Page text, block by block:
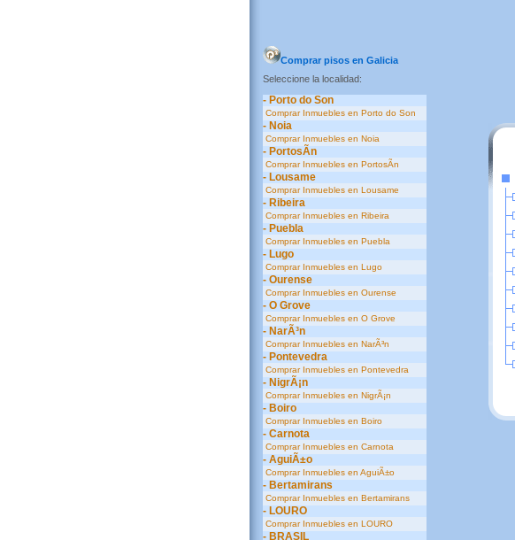
Comprar pisos en Galicia
Seleccione la localidad:
- Porto do Son
Comprar Inmuebles en Porto do Son
- Noia
Comprar Inmuebles en Noia
- PortosÃ­n
Comprar Inmuebles en PortosÃ­n
- Lousame
Comprar Inmuebles en Lousame
- Ribeira
Comprar Inmuebles en Ribeira
- Puebla
Comprar Inmuebles en Puebla
- Lugo
Comprar Inmuebles en Lugo
- Ourense
Comprar Inmuebles en Ourense
- O Grove
Comprar Inmuebles en O Grove
- NarÃ³n
Comprar Inmuebles en NarÃ³n
- Pontevedra
Comprar Inmuebles en Pontevedra
- NigrÃ¡n
Comprar Inmuebles en NigrÃ¡n
- Boiro
Comprar Inmuebles en Boiro
- Carnota
Comprar Inmuebles en Carnota
- AguiÃ±o
Comprar Inmuebles en AguiÃ±o
- Bertamirans
Comprar Inmuebles en Bertamirans
- LOURO
Comprar Inmuebles en LOURO
- BRASIL